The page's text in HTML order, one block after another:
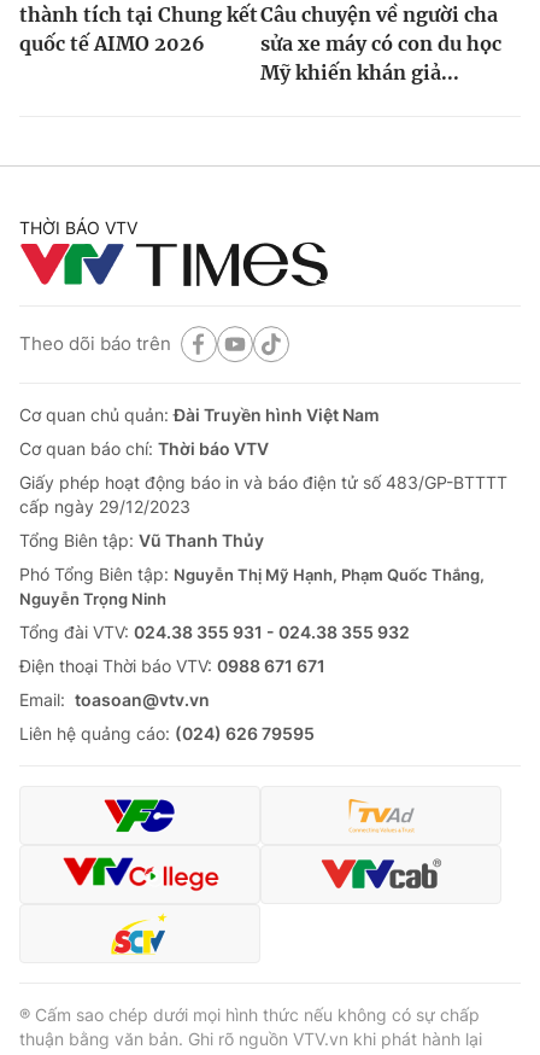
thành tích tại Chung kết
quốc tế AIMO 2026
Câu chuyện về người cha
sửa xe máy có con du học
Mỹ khiến khán giả...
THỜI BÁO VTV
Theo dõi báo trên
Cơ quan chủ quản:Đài Truyền hình Việt Nam
Cơ quan báo chí: Thời báo VTV
Giấy phép hoạt động báo in và báo điện tử số 483/GP-BTTTT
cấp ngày 29/12/2023
Tổng Biên tập: Vũ Thanh Thủy
Phó Tổng Biên tập: Nguyễn Thị Mỹ Hạnh, Phạm Quốc Thắng,
Nguyễn Trọng Ninh
Tổng đài VTV: 024.38 355 931 - 024.38 355 932
Ðiện thoại Thời báo VTV: 0988 671 671
Email: toasoan@vtv.vn
Liên hệ quảng cáo: (024) 626 79595
® Cấm sao chép dưới mọi hình thức nếu không có sự chấp
thuận bằng văn bản. Ghi rõ nguồn VTV.vn khi phát hành lại